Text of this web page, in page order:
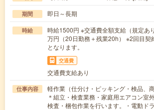
期間 即日～長期
時給
時給1500円 ※交通費全額支給（規定あ
万円（20日勤務＋残業20h） ※2回目契
となります。
交通費
交通費支給あり
仕事内容
軽作業（仕分け・ピッキング・検品、商
＊組立・検査業務・家庭用エアコン室
検査・梱包作業を行います。・電動ド